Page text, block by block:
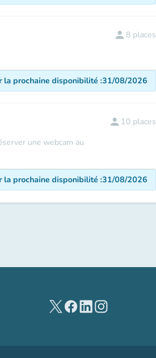
person 8 places
la prochaine disponibilité :31/08/2026
une webcam au
person 10 places
la prochaine disponibilité :31/08/2026
(nouvel onglet)
(nouvel onglet)
(nouvel onglet)